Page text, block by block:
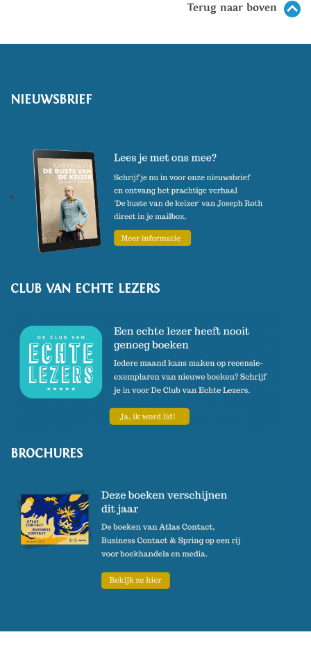
Terug naar boven
NIEUWSBRIEF
CLUB VAN ECHTE LEZERS
BROCHURES